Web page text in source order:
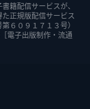
籍配信サービスが、
正規版配信サービス
６０９１７１３号）
電子出版制作・流通